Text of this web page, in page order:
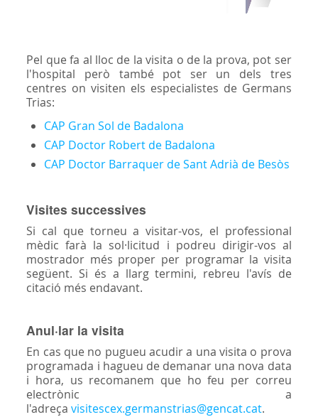
Pel que fa al lloc de la visita o de la prova, pot ser
l'hospital però també pot ser un dels tres
centres on visiten els especialistes de Germans
Trias:
CAP Gran Sol de Badalona
CAP Doctor Robert de Badalona
CAP Doctor Barraquer de Sant Adrià de Besòs
Visites successives
Si cal que torneu a visitar-vos, el professional
mèdic farà la sol·licitud i podreu dirigir-vos al
mostrador més proper per programar la visita
següent. Si és a llarg termini, rebreu l'avís de
citació més endavant.
Anul·lar la visita
En cas que no pugueu acudir a una visita o prova
programada i hagueu de demanar una nova data
i hora, us recomanem que ho feu per correu
electrònic a
l'adreçavisitescex.germanstrias@gencat.cat.